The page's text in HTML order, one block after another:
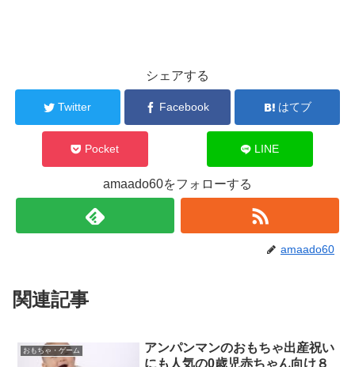
シェアする
Twitter Facebook はてブ
Pocket LINE
amaado60をフォローする
amaado60
関連記事
おもちゃ・ゲーム
アンパンマンのおもちゃ出産祝い
にも人気の0歳児赤ちゃん向け８